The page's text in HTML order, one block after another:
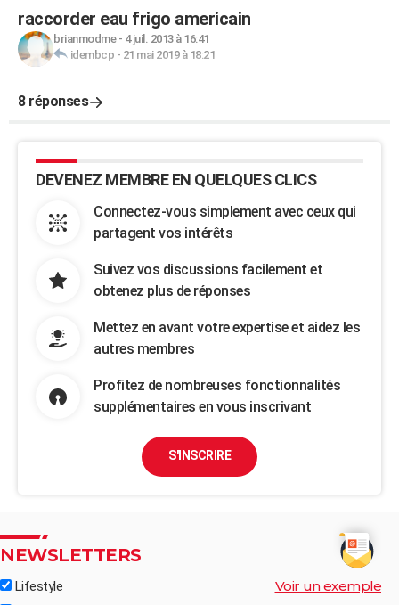
raccorder eau frigo americain
brianmodme- 4 juil. 2013 à 16:41
idembcp - 21 mai 2019 à 18:21
8 réponses
DEVENEZ MEMBRE EN QUELQUES CLICS
Connectez-vous simplement avec ceux qui
partagent vos intérêts
Suivez vos discussions facilement et
obtenez plus de réponses
Mettez en avant votre expertise et aidez les
autres membres
Profitez de nombreuses fonctionnalités
supplémentaires en vous inscrivant
S'INSCRIRE
NEWSLETTERS
Lifestyle Voir un exemple